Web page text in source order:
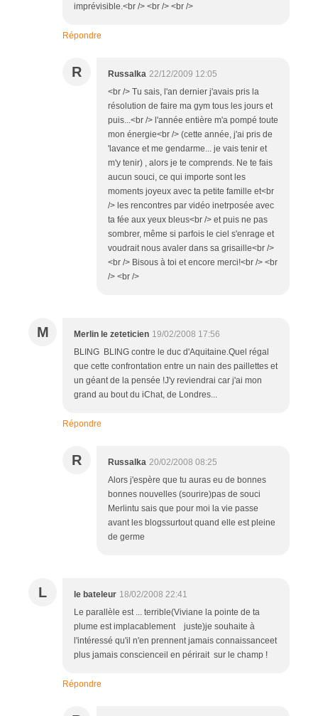
imprévisible.<br /> <br /> <br />
Répondre
R Russalka 22/12/2009 12:05
<br /> Tu sais, l'an dernier j'avais pris la
résolution de faire ma gym tous les jours et
puis...<br /> l'année entière m'a pompé toute
mon énergie<br /> (cette année, j'ai pris de
'lavance et me gendarme... je vais tenir et
m'y tenir) , alors je te comprends. Ne te fais
aucun souci, ce qui importe sont les
moments joyeux avec ta petite famille et<br
/> les rencontres par vidéo inetrposée avec
ta fée aux yeux bleus<br /> et puis ne pas
sombrer, même si parfois le ciel s'enrage et
voudrait nous avaler dans sa grisaille<br />
<br /> Bisous à toi et encore merci!<br /> <br
/> <br />
M Merlin le zeteticien 19/02/2008 17:56
BLING BLING contre le duc d'Aquitaine.Quel régal
que cette confrontation entre un nain des paillettes et
un géant de la pensée !J'y reviendrai car j'ai mon
grand au bout du iChat, de Londres...
Répondre
R Russalka 20/02/2008 08:25
Alors j'espère que tu auras eu de bonnes
bonnes nouvelles (sourire)pas de souci
Merlintu sais que pour moi la vie passe
avant les blogssurtout quand elle est pleine
de germe
L le bateleur 18/02/2008 22:41
Le parallèle est ... terrible(Viviane la pointe de ta
plume est implacablement juste)je souhaite à
l'intéressé qu'il n'en prennent jamais connaissanceet
plus jamais conscienceil en périrait sur le champ !
Répondre